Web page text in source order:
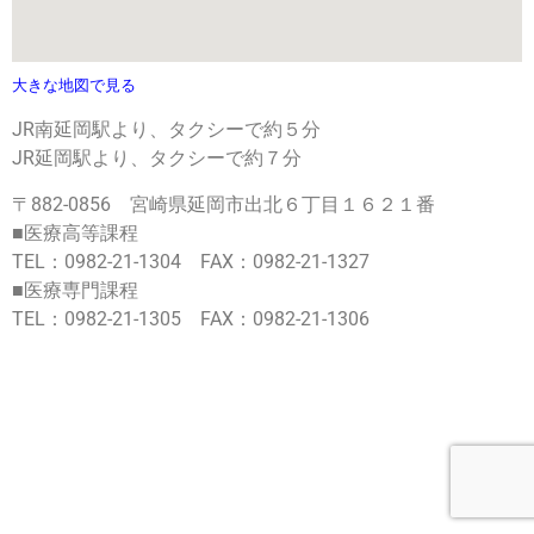
大きな地図で見る
JR南延岡駅より、タクシーで約５分
JR延岡駅より、タクシーで約７分
〒882-0856 宮崎県延岡市出北６丁目１６２１番
■医療高等課程
TEL：0982-21-1304 FAX：0982-21-1327
■医療専門課程
TEL：0982-21-1305 FAX：0982-21-1306